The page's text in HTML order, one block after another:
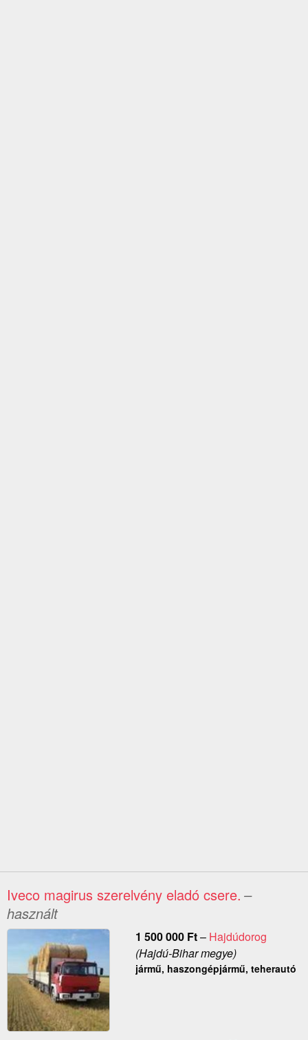
Iveco magirus szerelvény eladó csere. –
használt
1 500 000 Ft– Hajdúdorog
(Hajdú-Bihar megye)
jármű, haszongépjármű, teherautó